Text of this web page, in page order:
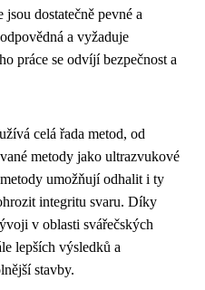
dostatečně pevné a
a vyžaduje
práce se odvíjí bezpečnost a
celá řada metod, od
metody jako ultrazvukové
umožňují odhalit i ty
integritu svaru. Díky
v oblasti svářečských
lepších výsledků a
stavby.